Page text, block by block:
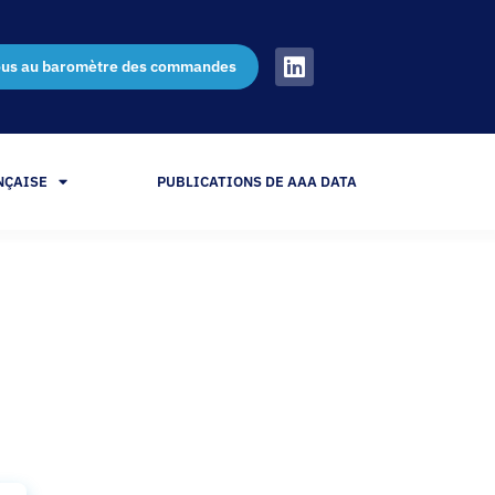
au baromètre des commandes
PUBLICATIONS DE AAA DATA